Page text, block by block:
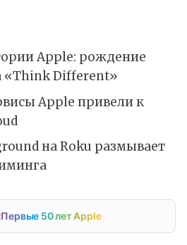
Apple: рождение
«Think Different»
Apple привели к
на Roku размывает
Первые 50 лет Apple